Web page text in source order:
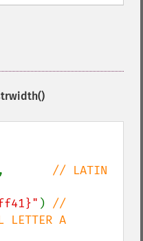
// LATIN
) //